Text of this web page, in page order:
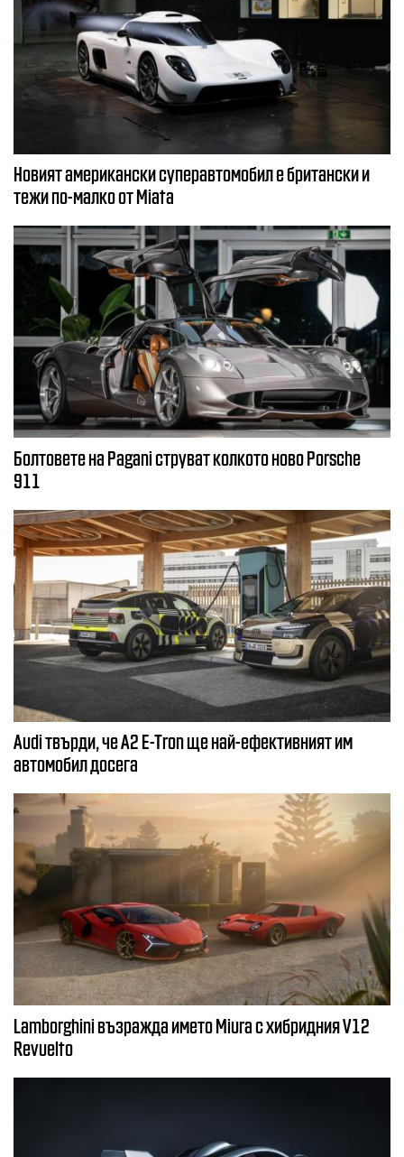
Новият американски суперавтомобил е британски и
тежи по-малко от Miata
Болтовете на Pagani струват колкото ново Porsche
911
Audi твърди, че A2 E-Tron ще най-ефективният им
автомобил досега
Lamborghini възражда името Miura с хибридния V12
Revuelto